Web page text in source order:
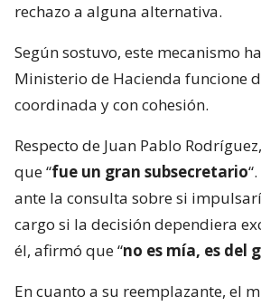
rechazo a alguna alternativa.
Según sostuvo, este mecanismo
Ministerio de Hacienda funcione
coordinada y con cohesión.
Respecto de Juan Pablo
que “fue un gran subsecretario
ante la consulta sobre si
cargo si la decisión dependiera
él, afirmó que “no es mía, es del
En cuanto a su reemplazante, el